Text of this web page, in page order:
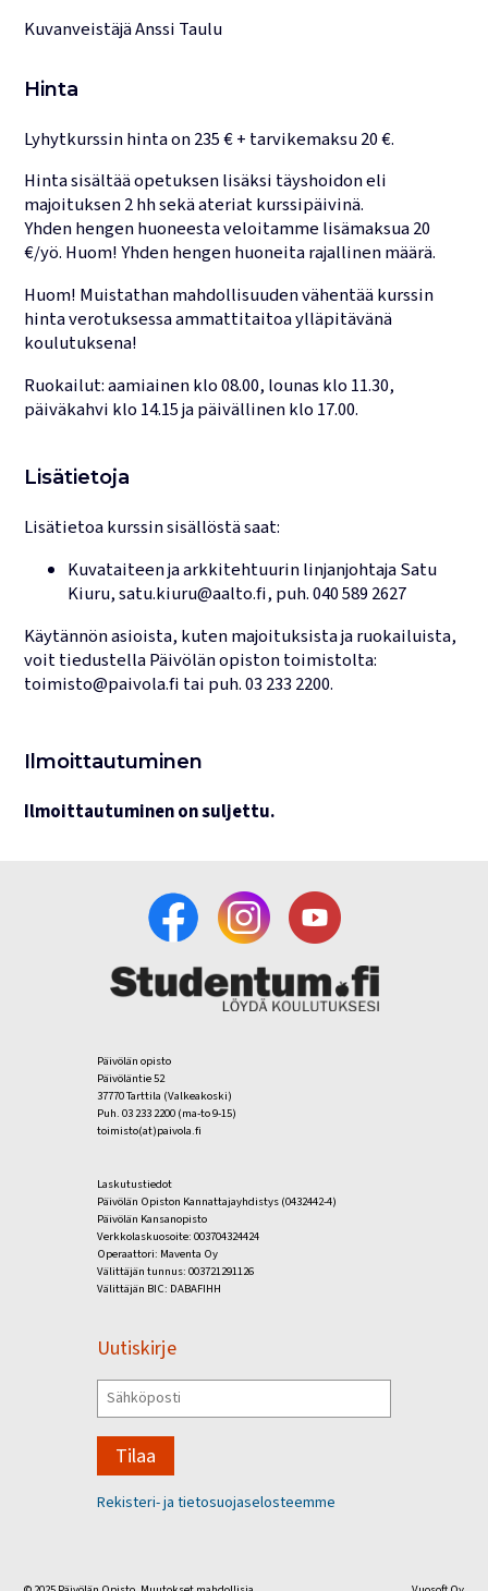
Kuvanveistäjä Anssi Taulu
Hinta
Lyhytkurssin hinta on 235 € + tarvikemaksu 20 €.
Hinta sisältää opetuksen lisäksi täyshoidon eli
majoituksen 2 hh sekä ateriat kurssipäivinä.
Yhden hengen huoneesta veloitamme lisämaksua 20
€/yö. Huom! Yhden hengen huoneita rajallinen määrä.
Huom! Muistathan mahdollisuuden vähentää kurssin
hinta verotuksessa ammattitaitoa ylläpitävänä
koulutuksena!
Ruokailut: aamiainen klo 08.00, lounas klo 11.30,
päiväkahvi klo 14.15 ja päivällinen klo 17.00.
Lisätietoja
Lisätietoa kurssin sisällöstä saat:
Kuvataiteen ja arkkitehtuurin linjanjohtajaSatu
Kiuru,satu.kiuru@aalto.fi, puh.040 589 2627
Käytännön asioista, kuten majoituksista ja ruokailuista,
voit tiedustella Päivölän opiston toimistolta:
toimisto@paivola.fi tai puh.03 233 2200.
Ilmoittautuminen
Ilmoittautuminen on suljettu.
Päivölän opisto
Päivöläntie 52
37770 Tarttila (Valkeakoski)
Puh. 03 233 2200 (ma-to 9-15)
toimisto(at)paivola.fi
Laskutustiedot
Päivölän Opiston Kannattajayhdistys (0432442-4)
Päivölän Kansanopisto
Verkkolaskuosoite: 003704324424
Operaattori: Maventa Oy
Välittäjän tunnus: 003721291126
Välittäjän BIC: DABAFIHH
Uutiskirje
Tilaa
Rekisteri- ja tietosuojaselosteemme